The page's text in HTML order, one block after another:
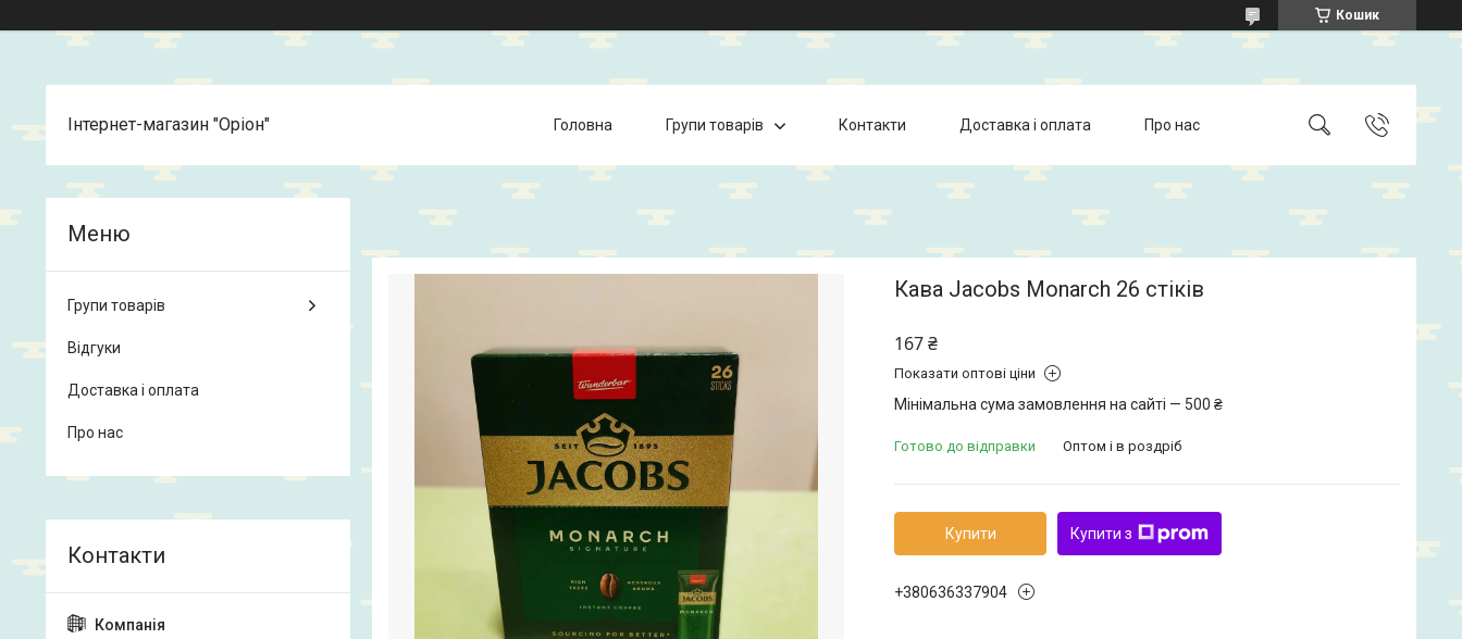
Кошик
Інтернет-магазин "Оріон" Головна Групи товарів Контакти Доставка і оплата Про нас
Кава Jacobs Monarch 26 стіків
167 ₴
Показати оптові ціни
Мінімальна сума замовлення на сайті — 500 ₴
Готово до відправки Оптом і в роздріб
Купити Купити з
+380636337904
Групи товарів
Відгуки
Доставка і оплата
Про нас